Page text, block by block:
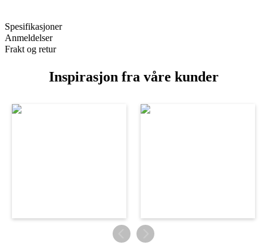
Spesifikasjoner
Anmeldelser
Frakt og retur
Inspirasjon fra våre kunder